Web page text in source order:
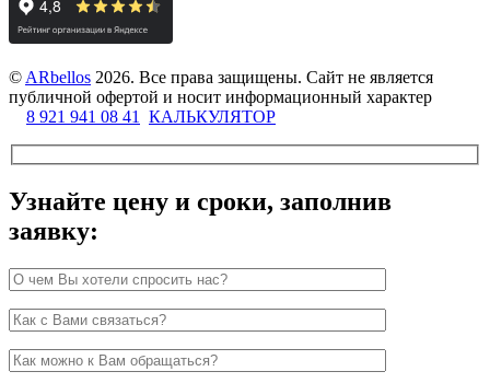
© ARbellos 2026. Все права защищены. Сайт не является
публичной офертой и носит информационный характер
8 921 941 08 41
КАЛЬКУЛЯТОР
Узнайте цену и сроки, заполнив
заявку: